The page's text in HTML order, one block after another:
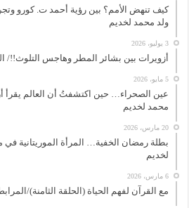
كيف تنهض الأمم؟ بين رؤية أحمد ت. كورو
ولد محمد لخديم
3 يوليو، 2026
أزويرات بين بشائر المطر وهاجس التلوث!!/
5 مايو، 2026
عين الصحراء… حين اكتشفتُ أن العالم يقرأ
محمد لخديم
20 مارس، 2026
بطلة رمضان الخفية… المرأة الموريتانية
لخديم
6 مارس، 2026
مع القرآن لفهم الحياة (الحلقة الثامنة)/